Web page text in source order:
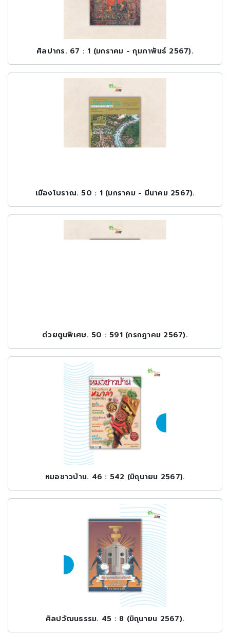
ศิลปากร. 67 : 1 (มกราคม - กุมภาพันธ์ 2567).
เมืองโบราณ. 50 : 1 (มกราคม - มีนาคม 2567).
ต่วยตูนพิเศษ. 50 : 591 (กรกฎาคม 2567).
หมอชาวบ้าน. 46 : 542 (มิถุนายน 2567).
ศิลปวัฒนธรรม. 45 : 8 (มิถุนายน 2567).